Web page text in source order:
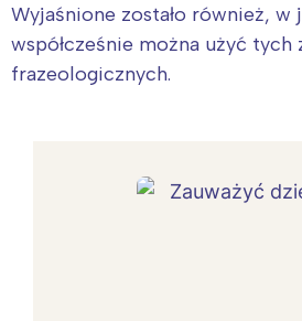
Wyjaśnione zostało również,
współcześnie można użyć tych
frazeologicznych.